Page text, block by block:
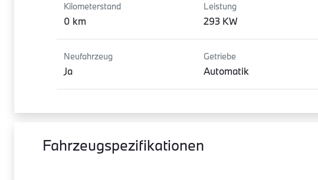
Kilometerstand
0 km
Leistung
293 KW
Neufahrzeug
Ja
Getriebe
Automatik
Fahrzeugspezifikationen